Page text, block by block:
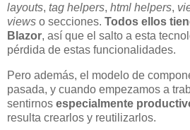
layouts, tag helpers, html helpers,
views o secciones. Todos ellos
Blazor, así que el salto a esta
pérdida de estas funcionalidades.
Pero además, el modelo de
pasada, y cuando empezamos a
sentirnos especialmente
resulta crearlos y reutilizarlos.